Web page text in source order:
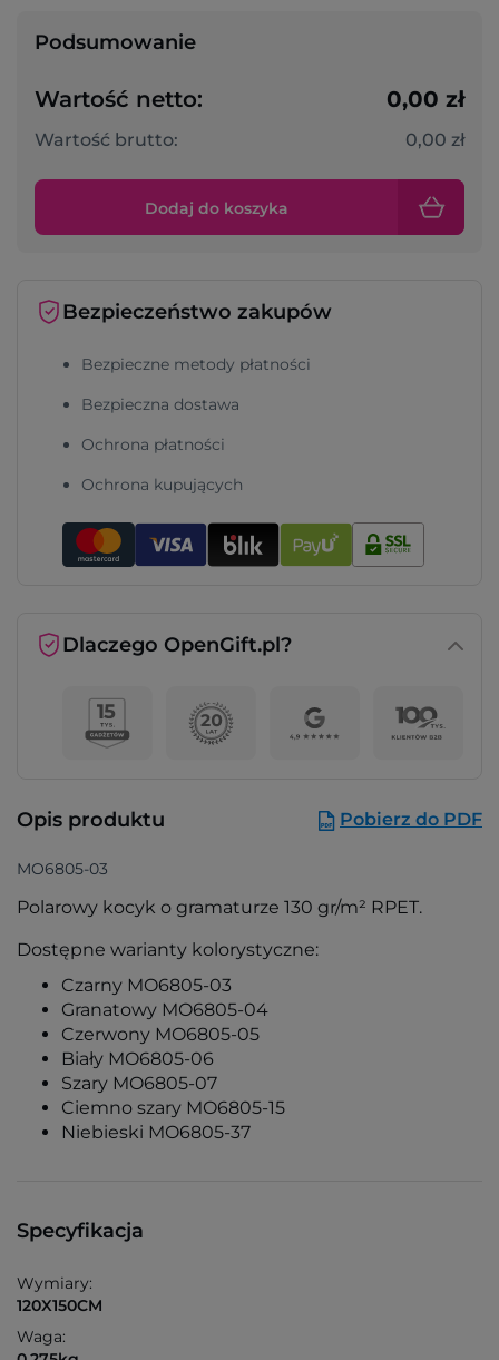
Podsumowanie
Wartość netto: 0,00 zł
Wartość brutto: 0,00 zł
Dodaj do koszyka
Bezpieczeństwo zakupów
Bezpieczne metody płatności
Bezpieczna dostawa
Ochrona płatności
Ochrona kupujących
Dlaczego OpenGift.pl?
Opis produktu Pobierz do PDF
MO6805-03
Polarowy kocyk o gramaturze 130 gr/m² RPET.
Dostępne warianty kolorystyczne:
Czarny MO6805-03
Granatowy MO6805-04
Czerwony MO6805-05
Biały MO6805-06
Szary MO6805-07
Ciemno szary MO6805-15
Niebieski MO6805-37
Specyfikacja
Wymiary:
120X150CM
Waga: